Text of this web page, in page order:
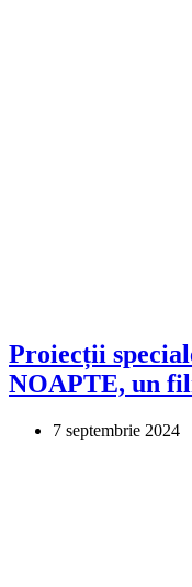
Proiecții
NOAPTE, un
7 septembrie 2024